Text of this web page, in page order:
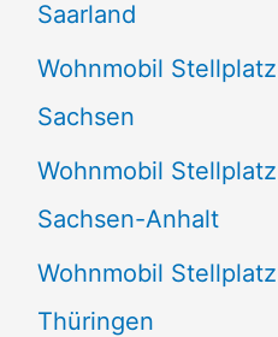
Saarland
Wohnmobil
Sachsen
Wohnmobil
Sachsen-Anhalt
Wohnmobil
Thüringen